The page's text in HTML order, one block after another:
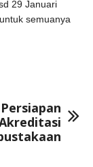
29 Januari
semuanya
Persiapan